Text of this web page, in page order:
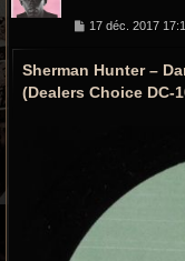
M
s
g
17 déc. 2017
Sherman Hunter ‎–
(Dealers Choice ‎DC-